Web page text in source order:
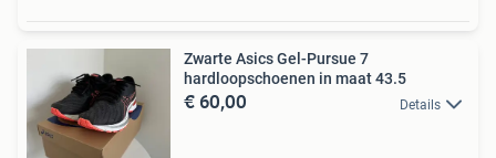
Zwarte Asics Gel-Pursue 7
hardloopschoenen in maat 43.5
€ 60,00 Details